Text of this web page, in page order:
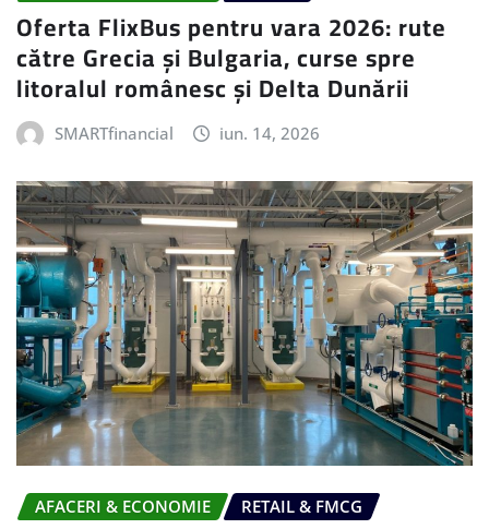
Oferta FlixBus pentru vara 2026: rute
către Grecia și Bulgaria, curse spre
litoralul românesc și Delta Dunării
SMARTfinancial iun. 14, 2026
AFACERI & ECONOMIE RETAIL & FMCG